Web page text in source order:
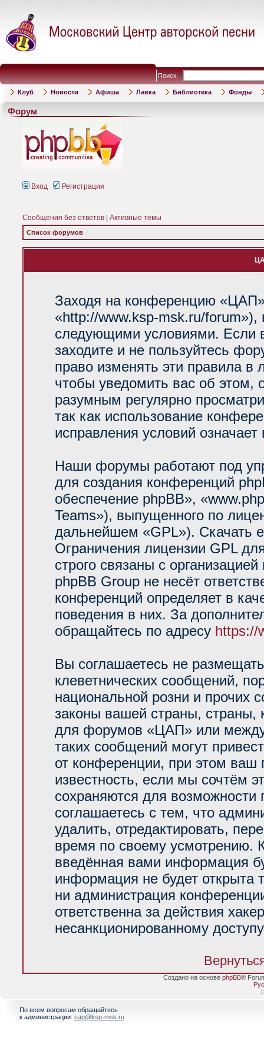
Поиск:
Клуб Новости Афиша Лавка Библиотека Фонды
Форум
Вход Регистрация
Сообщения без ответов Активные темы
Список форумов
Заходя на конференцию
«http://www.ksp-msk.ru/forum»),
следующими условиями. Если
заходите и не пользуйтесь
право изменять эти правила
чтобы уведомить вас об
разумным регулярно
так как использование
исправления условий
Наши форумы работают под
для создания конференций
обеспечение phpBB»,
Teams»), выпущенного по
дальнейшем «GPL»). Скачать
Ограничения лицензии GPL
строго связаны с
phpBB Group не несёт
конференций определяет в
поведения в них. За
обращайтесь по адресу https://
Вы соглашаетесь не
клеветнических сообщений,
национальной розни и прочих
законы вашей страны, страны,
для форумов «ЦАП» или
таких сообщений могут
от конференции, при этом ваш
известность, если мы сочтём
сохраняются для возможности
соглашаетесь с тем, что
удалить, отредактировать,
время по своему усмотрению.
введённая вами информация
информация не будет открыта
ни администрация
ответственна за действия
несанкционированному
Создано на основе phpBB®
[
По всем вопросам обращайтесь
к администрации: cap@ksp-msk.ru